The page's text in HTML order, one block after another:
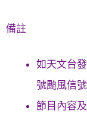
備註
如天文台
號颱風信
節目內容